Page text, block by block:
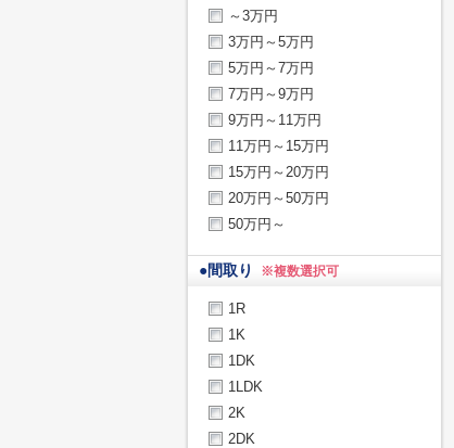
～3万円
3万円～5万円
5万円～7万円
7万円～9万円
9万円～11万円
11万円～15万円
15万円～20万円
20万円～50万円
50万円～
●間取り ※複数選択可
1R
1K
1DK
1LDK
2K
2DK